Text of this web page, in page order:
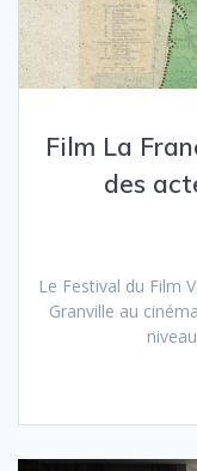
Film La
des
Le Festival du Film
Granville au